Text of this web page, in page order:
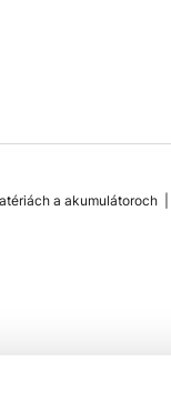
a akumulátoroch